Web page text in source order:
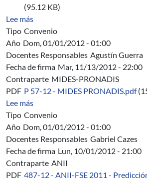
(95.12 KB)
Lee mássobre C 274/12 - Convenio
Tipo Convenio
Año Dom, 01/01/2012 - 01:00
Docentes Responsables Agustín Guerra
Fecha de firma Mar, 11/13/2012 - 22:00
Contraparte MIDES-PRONADIS
PDF P 57-12 - MIDES PRONADIS.pdf
Lee mássobre P 57/12 - MIDES-
Tipo Convenio
Año Dom, 01/01/2012 - 01:00
Docentes Responsables Gabriel Cazes
Fecha de firma Lun, 10/01/2012 - 21:00
Contraparte ANII
PDF 487-12 - ANII-FSE 2011 -